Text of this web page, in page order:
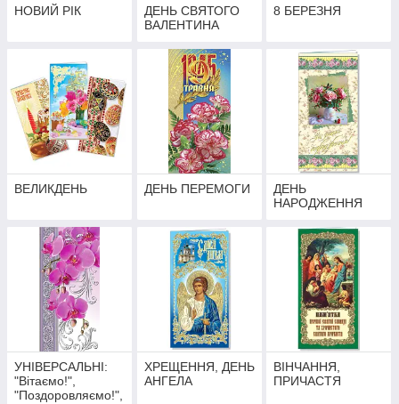
НОВИЙ РІК
ДЕНЬ СВЯТОГО
ВАЛЕНТИНА
8 БЕРЕЗНЯ
ВЕЛИКДЕНЬ ДЕНЬ ПЕРЕМОГИ
ДЕНЬ
НАРОДЖЕННЯ
УНІВЕРСАЛЬНІ:
"Вітаємо!",
"Поздоровляємо!",
ХРЕЩЕННЯ, ДЕНЬ
АНГЕЛА
ВІНЧАННЯ,
ПРИЧАСТЯ